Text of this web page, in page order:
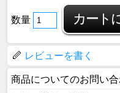
数量
レビューを書く
商品についてのお問い